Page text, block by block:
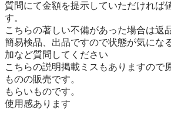
質問にて金額を提示していただければ
す。
こちらの著しい不備があった場合は返
簡易検品、出品ですので状態が気にな
加など質問してください
こちらの説明掲載ミスもありますので
ものの販売です。
もらいものです。
使用感あります